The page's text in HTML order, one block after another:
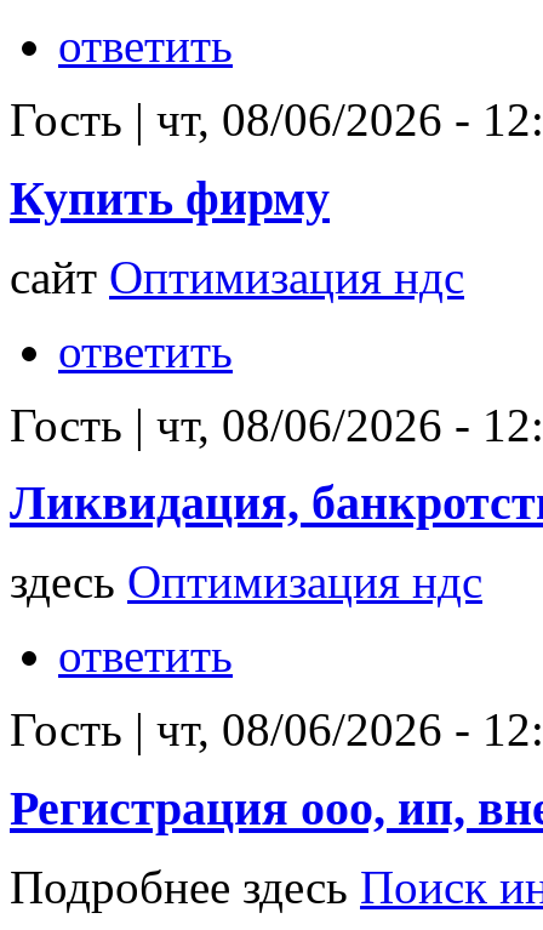
ответить
Гость | чт, 08/06/2026 -
Купить фирму
сайт Оптимизация ндс
ответить
Гость | чт, 08/06/2026 -
Ликвидация,
здесь Оптимизация ндс
ответить
Гость | чт, 08/06/2026 -
Регистрация ооо, ип,
Подробнее здесь Поиск